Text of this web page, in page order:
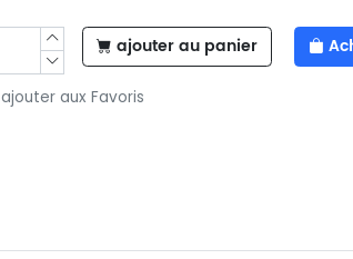
ajouter au panier
ajouter aux Favoris